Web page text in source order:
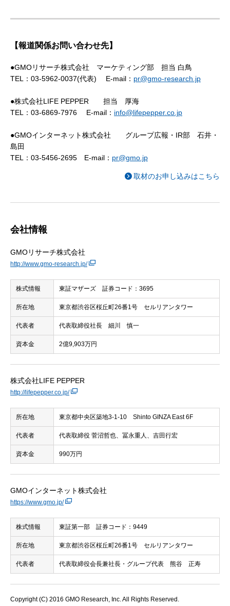
【報道関係お問い合わせ先】
●GMOリサーチ株式会社 マーケティング部 担当 白鳥
TEL：03-5962-0037(代表) E-mail： pr@gmo-research.jp
●株式会社LIFE PEPPER 担当 厚海
TEL：03-6869-7976 E-mail： info@lifepepper.co.jp
●GMOインターネット株式会社 グループ広報・IR部 石井・
島田
TEL：03-5456-2695 E-mail： pr@gmo.jp
取材のお申し込みはこちら
会社情報
GMOリサーチ株式会社
http://www.gmo-research.jp/
株式情報 東証マザーズ 証券コード：3695
所在地 東京都渋谷区桜丘町26番1号 セルリアンタワー
代表者 代表取締役社長 細川 慎一
資本金 2億9,903万円
株式会社LIFE PEPPER
http://lifepepper.co.jp/
所在地 東京都中央区築地3-1-10 Shinto GINZA East 6F
代表者 代表取締役 菅沼哲也、冨永重人、吉田行宏
資本金 990万円
GMOインターネット株式会社
https://www.gmo.jp/
株式情報 東証第一部 証券コード：9449
所在地 東京都渋谷区桜丘町26番1号 セルリアンタワー
代表者 代表取締役会長兼社長・グループ代表 熊谷 正寿
Copyright (C) 2016 GMO Research, Inc. All Rights Reserved.